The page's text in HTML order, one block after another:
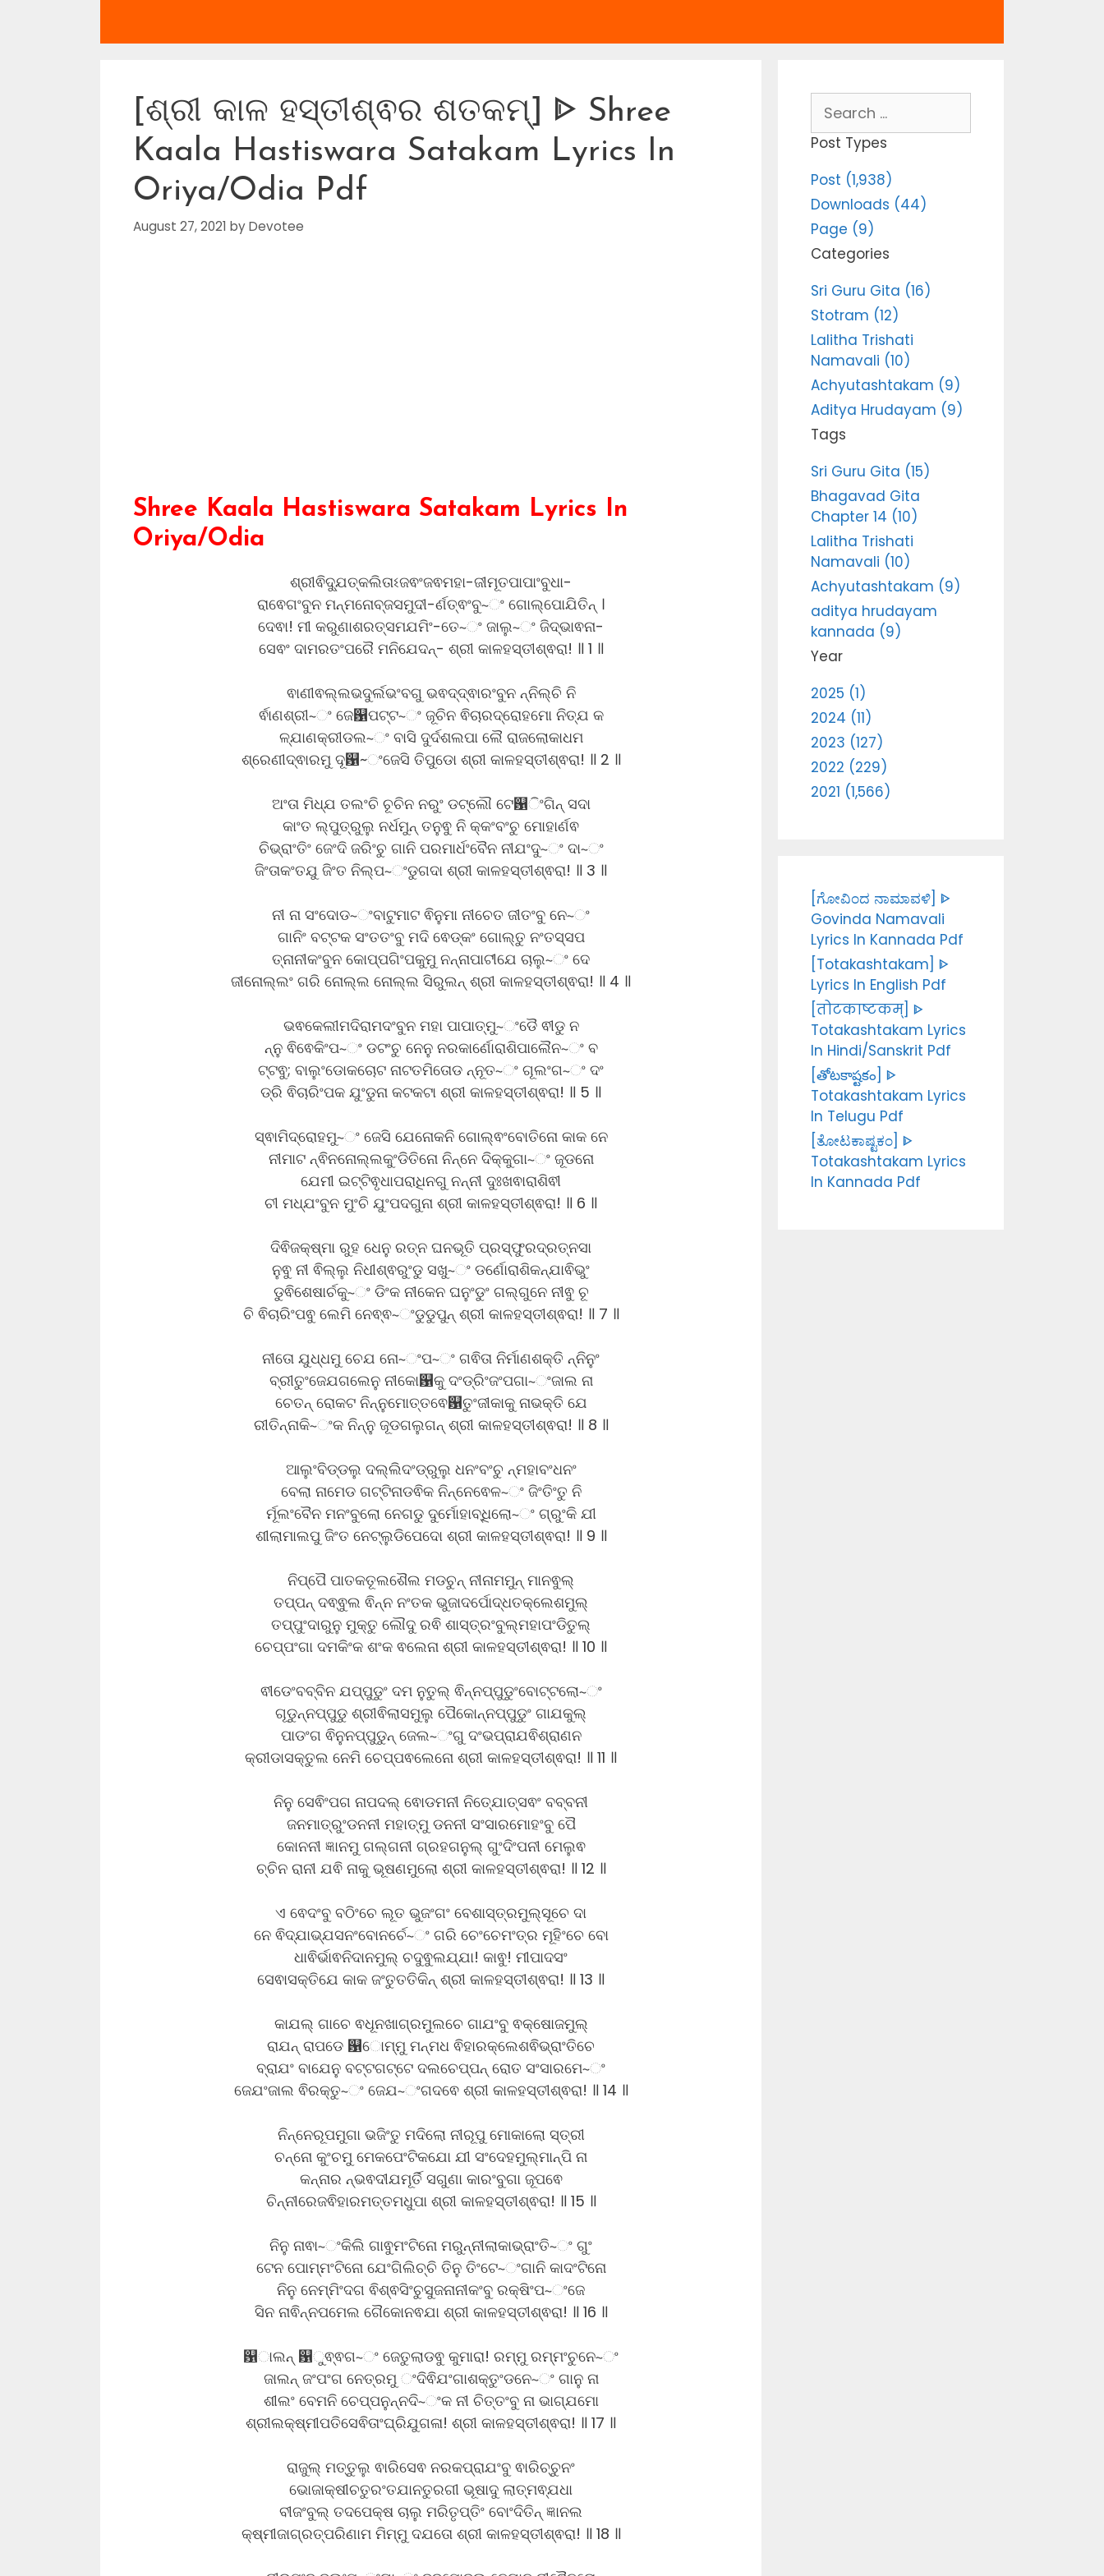
[ଶ୍ରୀ କାଳ ହସ୍ତୀଶ୍ଵର ଶତକମ୍] ᐈ Shree
Kaala Hastiswara Satakam Lyrics In
Oriya/Odia Pdf
August 27, 2021 byDevotee
Shree Kaala Hastiswara Satakam Lyrics In
Oriya/Odia
ଶ୍ରୀଵିଦ୍ଯୁତ୍କଲିତାଽଜଵଂଜଵମହା-ଜୀମୂତପାପାଂବୁଧା-
ରାଵେଗଂବୁନ ମନ୍ମନୋବ୍ଜସମୁଦୀ-ର୍ଣତ୍ଵଂବୁ~ଂ ଗୋଲ୍ପୋଯିତିନ୍ ।
ଦେଵା! ମୀ କରୁଣାଶରତ୍ସମଯମିଂ-ତେ~ଂ ଜାଲୁ~ଂ ଜିଦ୍ଭାଵନା-
ସେଵଂ ଦାମରତଂପରୈ ମନିଯେଦନ୍- ଶ୍ରୀ କାଳହସ୍ତୀଶ୍ଵରା! ॥ 1 ॥
ଵାଣୀଵଲ୍ଲଭଦୁର୍ଲଭଂବଗୁ ଭଵଦ୍ଦ୍ଵାରଂବୁନ ନ୍ନିଲ୍ଚି ନି
ର୍ଵାଣଶ୍ରୀ~ଂ ଜେ଱ପଟ୍ଟ~ଂ ଜୂଚିନ ଵିଚାରଦ୍ରୋହମୋ ନିତ୍ଯ କ
ଳ୍ଯାଣକ୍ରୀଡଲ~ଂ ବାସି ଦୁର୍ଦଶଲପା ଲୈ ରାଜଲୋକାଧମ
ଶ୍ରେଣୀଦ୍ଵାରମୁ ଦୂ଱~ଂଜେସି ତିପୁଡୋ ଶ୍ରୀ କାଳହସ୍ତୀଶ୍ଵରା! ॥ 2 ॥
ଅଂତା ମିଧ୍ଯ ତଲଂଚି ଚୂଚିନ ନରୁଂ ଡଟ୍ଲୌ ଟେ଱ିଂଗିନ୍ ସଦା
କାଂତ ଲ୍ପୁତ୍ରୁଲୁ ନର୍ଧମୁନ୍ ତନୁଵୁ ନି କ୍କଂବଂଚୁ ମୋହାର୍ଣଵ
ଚିଭ୍ରାଂତିଂ ଜେଂଦି ଜରିଂଚୁ ଗାନି ପରମାର୍ଧଂବୈନ ନୀଯଂଦୁ~ଂ ଦା~ଂ
ଜିଂତାକଂତଯୁ ଜିଂତ ନିଲ୍ପ~ଂଡୁଗଦା ଶ୍ରୀ କାଳହସ୍ତୀଶ୍ଵରା! ॥ 3 ॥
ନୀ ନା ସଂଦୋଡ~ଂବାଟୁମାଟ ଵିନୁମା ନୀଚେତ ଜୀତଂବୁ ନେ~ଂ
ଗାନିଂ ବଟ୍ଟକ ସଂତତଂବୁ ମଦି ଵେଡ୍କଂ ଗୋଲ୍ତୁ ନଂତସ୍ସପ
ତ୍ନାନୀକଂବୁନ କୋପ୍ପଗିଂପକୁମୁ ନନ୍ନାପାଟୀଯେ ଚାଲୁ~ଂ ଦେ
ଜୀନୋଲ୍ଲଂ ଗରି ନୋଲ୍ଲ ନୋଲ୍ଲ ସିରୁଲନ୍ ଶ୍ରୀ କାଳହସ୍ତୀଶ୍ଵରା! ॥ 4 ॥
ଭଵକେଲୀମଦିରାମଦଂବୁନ ମହା ପାପାତ୍ମୁ~ଂଡୈ ଵୀଡୁ ନ
ନ୍ନୁ ଵିଵେକିଂପ~ଂ ଡଟଂଚୁ ନେନୁ ନରକାର୍ଣୋରାଶିପାଲୈନ~ଂ ବ
ଟ୍ଟଵୁ; ବାଲୁଂଡୋକଚୋଟ ନାଟତମିତୋଡ ନ୍ନୂତ~ଂ ଗୂଲଂଗ~ଂ ଦଂ
ଡ୍ରି ଵିଚାରିଂପକ ଯୁଂଡୁନା କଟକଟା ଶ୍ରୀ କାଳହସ୍ତୀଶ୍ଵରା! ॥ 5 ॥
ସ୍ଵାମିଦ୍ରୋହମୁ~ଂ ଜେସି ଯେନୋକନି ଗୋଲ୍ଵଂବୋତିନୋ କାକ ନେ
ନୀମାଟ ନ୍ଵିନନୋଲ୍ଲକୁଂଡିତିନୋ ନିନ୍ନେ ଦିକ୍କୁଗା~ଂ ଜୂଡନୋ
ଯେମୀ ଇଟ୍ଟିଵୃଧାପରାଧିନଗୁ ନନ୍ନୀ ଦୁଃଖଵାରାଶିଵୀ
ଚୀ ମଧ୍ଯଂବୁନ ମୁଂଚି ଯୁଂପଦଗୁନା ଶ୍ରୀ କାଳହସ୍ତୀଶ୍ଵରା! ॥ 6 ॥
ଦିଵିଜକ୍ଷ୍ମା ରୁହ ଧେନୁ ରତ୍ନ ଘନଭୂତି ପ୍ରସ୍ଫୁରଦ୍ରତ୍ନସା
ନୁଵୁ ନୀ ଵିଲ୍ଲୁ ନିଧୀଶ୍ଵରୁଂଡୁ ସଖୁ~ଂ ଡର୍ଣୋରାଶିକନ୍ଯାଵିଭୁଂ
ଡୁଵିଶେଷାର୍ଚକୁ~ଂ ଡିଂକ ନୀକେନ ଘନୁଂଡୁଂ ଗଲ୍ଗୁନେ ନୀଵୁ ଚୂ
ଚି ଵିଚାରିଂପଵୁ ଲେମି ନେଵ୍ଵ~ଂଡୁଡୁପୁନ୍ ଶ୍ରୀ କାଳହସ୍ତୀଶ୍ଵରା! ॥ 7 ॥
ନୀତୋ ଯୁଧ୍ଧମୁ ଚେଯ ନୋ~ଂପ~ଂ ଗଵିତା ନିର୍ମାଣଶକ୍ତି ନ୍ନିନୁଂ
ବ୍ରୀତୁଂଜେଯଗଲେନୁ ନୀକୋ଱କୁ ଦଂଡ୍ରିଂଜଂପଗା~ଂଜାଲ ନା
ଚେତନ୍ ରୋକଟ ନିନ୍ନୁମୋତ୍ତଵେ଱ତୁଂଜୀକାକୁ ନାଭକ୍ତି ଯେ
ରୀତିନ୍ନାକି~ଂକ ନିନ୍ନୁ ଜୂଡଗଲୁଗନ୍ ଶ୍ରୀ କାଳହସ୍ତୀଶ୍ଵରା! ॥ 8 ॥
ଆଲୁଂବିଡ୍ଡଲୁ ଦଲ୍ଲିଦଂଡ୍ରୁଲୁ ଧନଂବଂଚୁ ନ୍ମହାବଂଧନଂ
ବେଲା ନାମେଡ ଗଟ୍ଟିନାଡଵିକ ନିନ୍ନେଵେଳ~ଂ ଜିଂତିଂତୁ ନି
ର୍ମୂଲଂବୈନ ମନଂବୁଲୋ ନେଗଡୁ ଦୁର୍ମୋହାବ୍ଧିଲୋ~ଂ ଗ୍ରୁଂକି ଯୀ
ଶୀଲାମାଲପୁ ଜିଂତ ନେଟ୍ଲୁଡିପେଦୋ ଶ୍ରୀ କାଳହସ୍ତୀଶ୍ଵରା! ॥ 9 ॥
ନିପ୍ପୈ ପାତକତୂଲଶୈଲ ମଡଚୁନ୍ ନୀନାମମୁନ୍ ମାନଵୁଲ୍
ତପ୍ପନ୍ ଦଵ୍ଵୁଲ ଵିନ୍ନ ନଂତକ ଭୁଜାଦର୍ପୋଦ୍ଧତକ୍ଲେଶମୁଲ୍
ତପ୍ପୁଂଦାରୁନୁ ମୁକ୍ତୁ ଲୌଦୁ ରଵି ଶାସ୍ତ୍ରଂବୁଲ୍ମହାପଂଡିତୁଲ୍
ଚେପ୍ପଂଗା ଦମକିଂକ ଶଂକ ଵଲେନା ଶ୍ରୀ କାଳହସ୍ତୀଶ୍ଵରା! ॥ 10 ॥
ଵୀଡେଂବବ୍ବିନ ଯପ୍ପୁଡୁଂ ଦମ ନୁତୁଲ୍ ଵିନ୍ନପ୍ପୁଡୁଂବୋଟ୍ଟଲୋ~ଂ
ଗୂଡୁନ୍ନପ୍ପୁଡୁ ଶ୍ରୀଵିଲାସମୁଲୁ ପୈକୋନ୍ନପ୍ପୁଡୁଂ ଗାଯକୁଲ୍
ପାଡଂଗ ଵିନୁନପ୍ପୁଡୁନ୍ ଜେଲ~ଂଗୁ ଦଂଭପ୍ରାଯଵିଶ୍ରାଣନ
କ୍ରୀଡାସକ୍ତୁଲ ନେମି ଚେପ୍ପଵଲେନୋ ଶ୍ରୀ କାଳହସ୍ତୀଶ୍ଵରା! ॥ 11 ॥
ନିନୁ ସେଵିଂପଗ ନାପଦଲ୍ ଵୋଡମନୀ ନିତ୍ଯୋତ୍ସଵଂ ବବ୍ବନୀ
ଜନମାତ୍ରୁଂଡନନୀ ମହାତ୍ମୁ ଡନନୀ ସଂସାରମୋହଂବୁ ପୈ
କୋନନୀ ଜ୍ଞାନମୁ ଗଲ୍ଗନୀ ଗ୍ରହଗନୁଲ୍ ଗୁଂଦିଂପନୀ ମେଲୁଵ
ଚ୍ଚିନ ରାନୀ ଯଵି ନାକୁ ଭୂଷଣମୁଲୋ ଶ୍ରୀ କାଳହସ୍ତୀଶ୍ଵରା! ॥ 12 ॥
ଏ ଵେଦଂବୁ ବଠିଂଚେ ଲୂତ ଭୁଜଂଗଂ ବେଶାସ୍ତ୍ରମୁଲ୍ସୂଚେ ଦା
ନେ ଵିଦ୍ଯାଭ୍ଯସନଂବୋନର୍ଚେ~ଂ ଗରି ଚେଂଚେମଂତ୍ର ମୂହିଂଚେ ବୋ
ଧାଵିର୍ଭାଵନିଦାନମୁଲ୍ ଚଦୁଵୁଲଯ୍ଯା! କାଵୁ! ମୀପାଦସଂ
ସେଵାସକ୍ତିଯେ କାକ ଜଂତୁତତିକିନ୍ ଶ୍ରୀ କାଳହସ୍ତୀଶ୍ଵରା! ॥ 13 ॥
କାଯଲ୍ ଗାଚେ ଵଧୂନଖାଗ୍ରମୁଲଚେ ଗାଯଂବୁ ଵକ୍ଷୋଜମୁଲ୍
ରାଯନ୍ ରାପଡେ ଱ୋମ୍ମୁ ମନ୍ମଧ ଵିହାରକ୍ଲେଶଵିଭ୍ରାଂତିଚେ
ବ୍ରାଯଂ ବାଯେନୁ ବଟ୍ଟଗଟ୍ଟେ ଦଲଚେପ୍ପନ୍ ରୋତ ସଂସାରମେ~ଂ
ଜେଯଂଜାଲ ଵିରକ୍ତୁ~ଂ ଜେଯ~ଂଗଦଵେ ଶ୍ରୀ କାଳହସ୍ତୀଶ୍ଵରା! ॥ 14 ॥
ନିନ୍ନେରୂପମୁଗା ଭଜିଂତୁ ମଦିଲୋ ନୀରୂପୁ ମୋକାଲୋ ସ୍ତ୍ରୀ
ଚନ୍ନୋ କୁଂଚମୁ ମେକପେଂଟିକଯୋ ଯୀ ସଂଦେହମୁଲ୍ମାନ୍ପି ନା
କନ୍ନାର ନ୍ଭଵଦୀଯମୂର୍ତି ସଗୁଣା କାରଂବୁଗା ଜୂପଵେ
ଚିନ୍ନୀରେଜଵିହାରମତ୍ତମଧୁପା ଶ୍ରୀ କାଳହସ୍ତୀଶ୍ଵରା! ॥ 15 ॥
ନିନୁ ନାଵା~ଂକିଲି ଗାଵୁମଂଟିନୋ ମରୁନ୍ନୀଲାକାଭ୍ରାଂତି~ଂ ଗୁଂ
ଟେନ ପୋମ୍ମଂଟିନୋ ଯେଂଗିଲିଚ୍ଚି ତିନୁ ତିଂଟେ~ଂଗାନି କାଦଂଟିନୋ
ନିନୁ ନେମ୍ମିଂଦଗ ଵିଶ୍ଵସିଂଚୁସୁଜନାନୀକଂବୁ ରକ୍ଷିଂପ~ଂଜେ
ସିନ ନାଵିନ୍ନପମେଲ ଗୈକୋନଵଯା ଶ୍ରୀ କାଳହସ୍ତୀଶ୍ଵରା! ॥ 16 ॥
଱ାଲନ୍ ଱ୁଵ୍ଵଗ~ଂ ଜେତୁଲାଡଵୁ କୁମାରା! ରମ୍ମୁ ରମ୍ମଂଚୁନେ~ଂ
ଜାଲନ୍ ଜଂପଂଗ ନେତ୍ରମୁ ଂଦିଵିଯଂଗାଶକ୍ତୁଂଡନେ~ଂ ଗାନୁ ନା
ଶୀଲଂ ବେମନି ଚେପ୍ପନୁନ୍ନଦି~ଂକ ନୀ ଚିତ୍ତଂବୁ ନା ଭାଗ୍ଯମୋ
ଶ୍ରୀଲକ୍ଷ୍ମୀପତିସେଵିତାଂଘ୍ରିଯୁଗଳା! ଶ୍ରୀ କାଳହସ୍ତୀଶ୍ଵରା! ॥ 17 ॥
ରାଜୁଲ୍ ମତ୍ତୁଲୁ ଵାରିସେଵ ନରକପ୍ରାଯଂବୁ ଵାରିଚ୍ଚୁନଂ
ଭୋଜାକ୍ଷୀଚତୁରଂତଯାନତୁରଗୀ ଭୂଷାଦୁ ଲାତ୍ମଵ୍ଯଧା
ବୀଜଂବୁଲ୍ ତଦପେକ୍ଷ ଚାଲୁ ମରିତୃପ୍ତିଂ ବୋଂଦିତିନ୍ ଜ୍ଞାନଲ
କ୍ଷ୍ମୀଜାଗ୍ରତ୍ପରିଣାମ ମିମ୍ମୁ ଦଯତୋ ଶ୍ରୀ କାଳହସ୍ତୀଶ୍ଵରା! ॥ 18 ॥
for:
Post Types
Post (1,938)
Downloads (44)
Page (9)
Categories
Sri Guru Gita (16)
Stotram (12)
Lalitha Trishati
Namavali (10)
Achyutashtakam (9)
Aditya Hrudayam (9)
Tags
Sri Guru Gita (15)
Bhagavad Gita
Chapter 14 (10)
Lalitha Trishati
Namavali (10)
Achyutashtakam (9)
aditya hrudayam
kannada (9)
Year
2025 (1)
2024 (11)
2023 (127)
2022 (229)
2021 (1,566)
[ಗೋವಿಂದ ನಾಮಾವಳಿ] ᐈ
Govinda Namavali
Lyrics In Kannada Pdf
[Totakashtakam] ᐈ
Lyrics In English Pdf
[तोटकाष्टकम्] ᐈ
Totakashtakam Lyrics
In Hindi/Sanskrit Pdf
[తోటకాష్టకం] ᐈ
Totakashtakam Lyrics
In Telugu Pdf
[ತೋಟಕಾಷ್ಟಕಂ] ᐈ
Totakashtakam Lyrics
In Kannada Pdf